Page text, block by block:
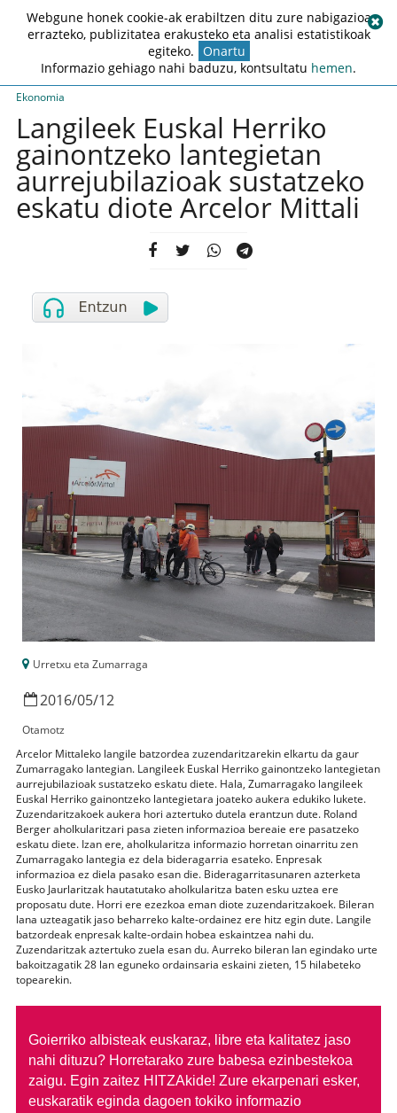
Ekonomia
Langileek Euskal Herriko
gainontzeko lantegietan
aurrejubilazioak sustatzeko
eskatu diote Arcelor Mittali
Urretxu eta Zumarraga
2016/05/12
Otamotz
Arcelor Mittaleko langile batzordea zuzendaritzarekin elkartu da gaur
Zumarragako lantegian. Langileek Euskal Herriko gainontzeko lantegietan
aurrejubilazioak sustatzeko eskatu diete. Hala, Zumarragako langileek
Euskal Herriko gainontzeko lantegietara joateko aukera edukiko lukete.
Zuzendaritzakoek aukera hori aztertuko dutela erantzun dute. Roland
Berger aholkularitzari pasa zieten informazioa bereaie ere pasatzeko
eskatu diete. Izan ere, aholkularitza informazio horretan oinarritu zen
Zumarragako lantegia ez dela bideragarria esateko. Enpresak
informazioa ez diela pasako esan die. Bideragarritasunaren azterketa
Eusko Jaurlaritzak hautatutako aholkularitza baten esku uztea ere
proposatu dute. Horri ere ezezkoa eman diote zuzendaritzakoek. Bileran
lana uzteagatik jaso beharreko kalte-ordainez ere hitz egin dute. Langile
batzordeak enpresak kalte-ordain hobea eskaintzea nahi du.
Zuzendaritzak aztertuko zuela esan du. Aurreko bileran lan egindako urte
bakoitzagatik 28 lan eguneko ordainsaria eskaini zieten, 15 hilabeteko
topearekin.
Goierriko albisteak euskaraz, libre eta kalitatez jaso
nahi dituzu? Horretarako zure babesa ezinbestekoa
zaigu. Egin zaitez HITZAkide! Zure ekarpenari esker,
euskaratik eginda dagoen tokiko informazio
Webgune honek cookie-ak erabiltzen ditu zure nabigazioa
errazteko, publizitatea erakusteko eta analisi estatistikoak
egiteko. Onartu
Informazio gehiago nahi baduzu, kontsultatu hemen.